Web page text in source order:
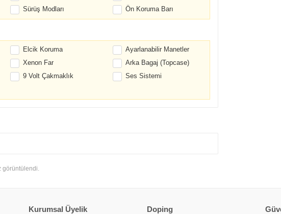
Sürüş Modları Ön Koruma Barı
Elcik Koruma
Ayarlanabilir Manetler
Xenon Far
Arka Bagaj (Topcase)
9 Volt Çakmaklık
Ses Sistemi
görüntülendi.
Kurumsal Üyelik Doping